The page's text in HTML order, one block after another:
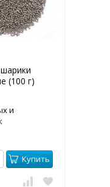
(100 г)
и
Купить